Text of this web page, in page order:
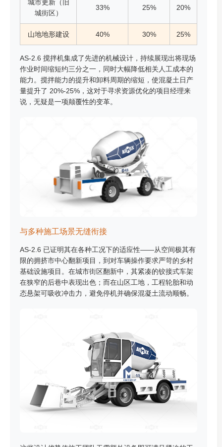
城市更新（旧
城街区）
33% 25% 20%
山地地形建设 40% 30% 25%
AS-2.6 搅拌机集成了先进的机械设计，持续展现出将现场
作业时间缩短约三分之一，同时大幅降低相关人工成本的
能力。搅拌能力的提升和卸料周期的缩短，使混凝土日产
量提升了 20%-25%，这对于寻求资源优化的项目经理来
说，无疑是一项颠覆性的变革。
与多种施工场景无缝衔接
AS-2.6 已证明其在各种工况下的适应性——从空间极其有
限的拥挤市中心翻新项目，到对车辆操作要求严苛的乡村
基础设施项目。在城市街区​​翻新中，其紧凑的铰接式车架
在狭窄的后巷中表现出色；而在山区工地，工程轮胎和动
态悬架可吸收冲击力，避免停机并确保混凝土流动顺畅。